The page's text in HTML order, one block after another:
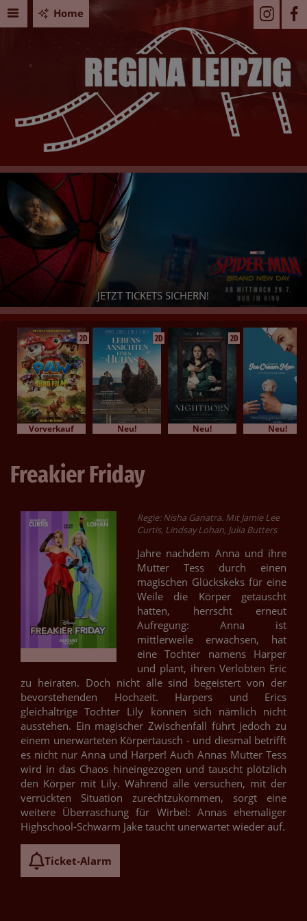
Home
JETZT TICKETS SICHERN!
Seid
2D
Vorverkauf
2D
Neu!
2D
Neu! Neu!
Freakier Friday
Regie: Nisha Ganatra. Mit Jamie Lee
Curtis, Lindsay Lohan, Julia Butters
Jahre nachdem Anna und ihre
Mutter Tess durch einen
magischen Glückskeks für eine
Weile die Körper getauscht
hatten, herrscht erneut
Aufregung: Anna ist
mittlerweile erwachsen, hat
eine Tochter namens Harper
und plant, ihren Verlobten Eric
zu heiraten. Doch nicht alle sind begeistert von der
bevorstehenden Hochzeit. Harpers und Erics
gleichaltrige Tochter Lily können sich nämlich nicht
ausstehen. Ein magischer Zwischenfall führt jedoch zu
einem unerwarteten Körpertausch - und diesmal betrifft
es nicht nur Anna und Harper! Auch Annas Mutter Tess
wird in das Chaos hineingezogen und tauscht plötzlich
den Körper mit Lily. Während alle versuchen, mit der
verrückten Situation zurechtzukommen, sorgt eine
weitere Überraschung für Wirbel: Annas ehemaliger
Highschool-Schwarm Jake taucht unerwartet wieder auf.
Ticket-Alarm